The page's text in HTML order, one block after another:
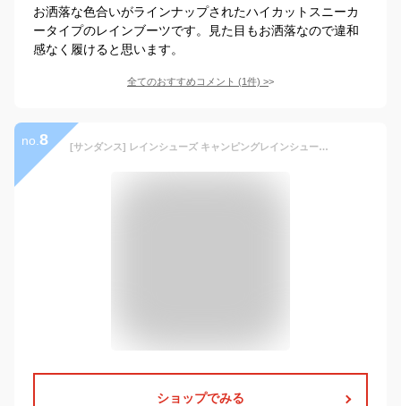
お洒落な色合いがラインナップされたハイカットスニーカ
ータイプのレインブーツです。見た目もお洒落なので違和
感なく履けると思います。
全てのおすすめコメント (1件) >
no. 8 [サンダンス] レインシューズ キャンピングレインシューズ CRS-001 ブラック 24.5 cm~25.0 cm
ショップでみる